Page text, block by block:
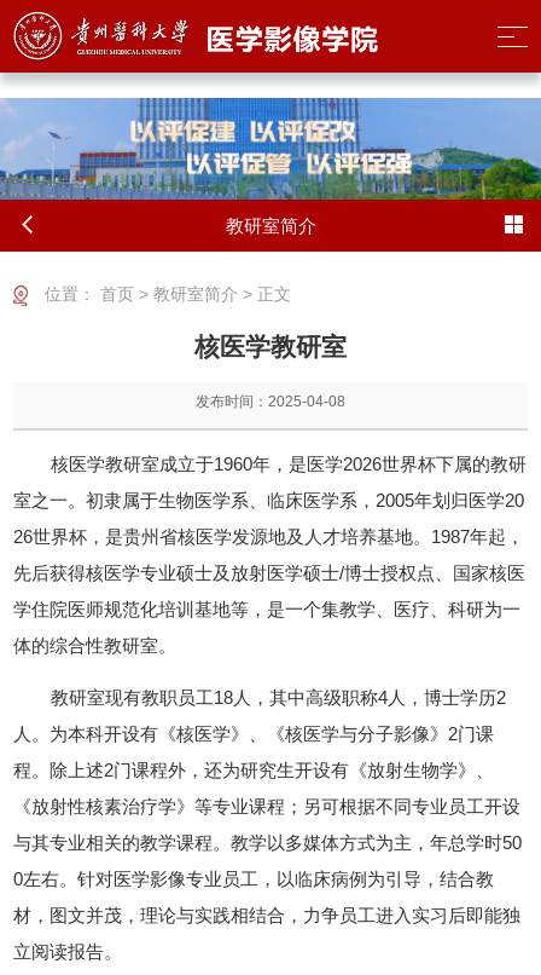
2026世界杯(FIFA World Cup) - 官方中文网站
教研室简介
位置：首页 >教研室简介 > 正文
核医学教研室
发布时间：2025-04-08
核医学教研室成立于1960年，是医学2026世界杯下属的教研
室之一。初隶属于生物医学系、临床医学系，2005年划归医学20
26世界杯，是贵州省核医学发源地及人才培养基地。1987年起，
先后获得核医学专业硕士及放射医学硕士/博士授权点、国家核医
学住院医师规范化培训基地等，是一个集教学、医疗、科研为一
体的综合性教研室。
教研室现有教职员工18人，其中高级职称4人，博士学历2
人。为本科开设有《核医学》、《核医学与分子影像》2门课
程。除上述2门课程外，还为研究生开设有《放射生物学》、
《放射性核素治疗学》等专业课程；另可根据不同专业员工开设
与其专业相关的教学课程。教学以多媒体方式为主，年总学时50
0左右。针对医学影像专业员工，以临床病例为引导，结合教
材，图文并茂，理论与实践相结合，力争员工进入实习后即能独
立阅读报告。